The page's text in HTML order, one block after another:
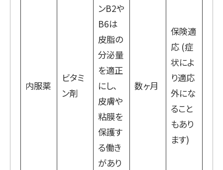
内服薬
ビタミ
ン剤
ンB2や
B6は
皮脂の
分泌量
を適正
にし、
皮膚や
粘膜を
保護す
る働き
があり
数ヶ月
保険適
応 (症
状によ
り適応
外にな
ること
もあり
ます)